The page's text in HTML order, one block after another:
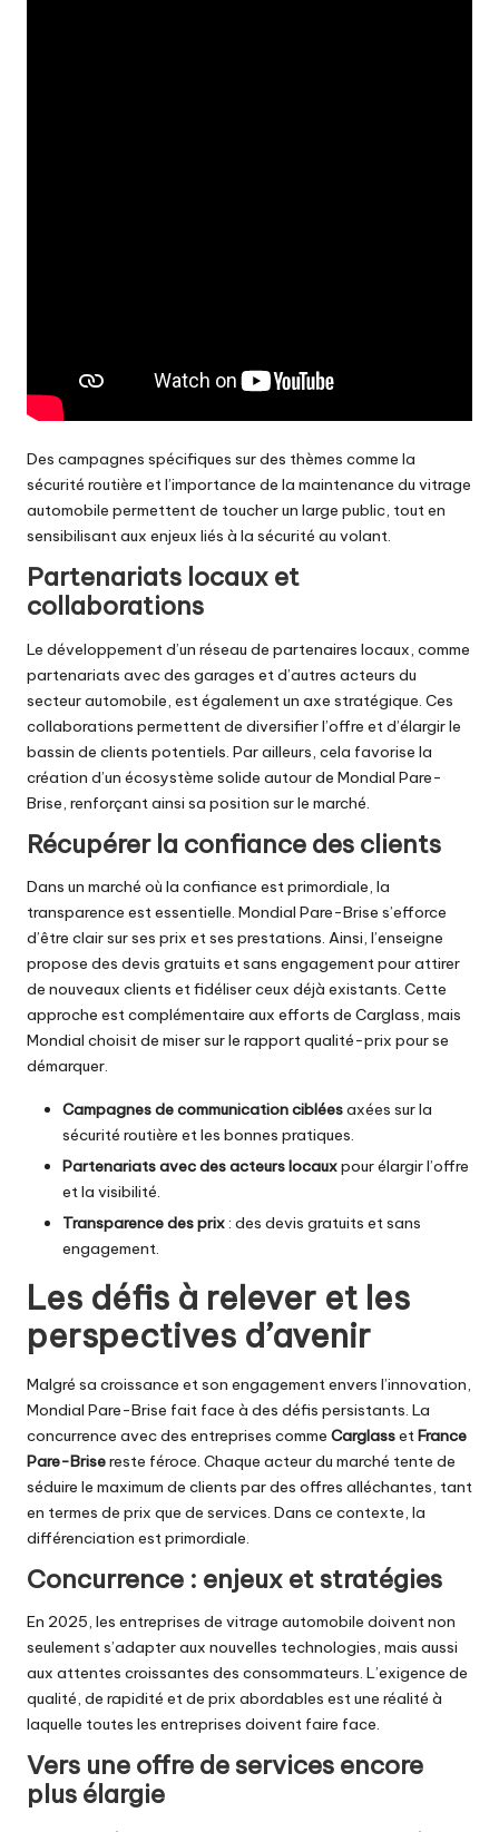
Des campagnes spécifiques sur des thèmes comme la
sécurité routière et l’importance de la maintenance du vitrage
automobile permettent de toucher un large public, tout en
sensibilisant aux enjeux liés à la sécurité au volant.
Partenariats locaux et
collaborations
Le développement d’un réseau de partenaires locaux, comme
partenariats avec des garages et d’autres acteurs du
secteur automobile, est également un axe stratégique. Ces
collaborations permettent de diversifier l’offre et d’élargir le
bassin de clients potentiels. Par ailleurs, cela favorise la
création d’un écosystème solide autour de Mondial Pare-
Brise, renforçant ainsi sa position sur le marché.
Récupérer la confiance des clients
Dans un marché où la confiance est primordiale, la
transparence est essentielle. Mondial Pare-Brise s’efforce
d’être clair sur ses prix et ses prestations. Ainsi, l’enseigne
propose des devis gratuits et sans engagement pour attirer
de nouveaux clients et fidéliser ceux déjà existants. Cette
approche est complémentaire aux efforts de Carglass, mais
Mondial choisit de miser sur le rapport qualité-prix pour se
démarquer.
Campagnes de communication cibléesaxées sur la
sécurité routière et les bonnes pratiques.
Partenariats avec des acteurs locauxpour élargir l’offre
et la visibilité.
Transparence des prix: des devis gratuits et sans
engagement.
Les défis à relever et les
perspectives d’avenir
Malgré sa croissance et son engagement envers l’innovation,
Mondial Pare-Brise fait face à des défis persistants. La
concurrence avec des entreprises comme CarglassetFrance
Pare-Brisereste féroce. Chaque acteur du marché tente de
séduire le maximum de clients par des offres alléchantes, tant
en termes de prix que de services. Dans ce contexte, la
différenciation est primordiale.
Concurrence : enjeux et stratégies
En 2025, les entreprises de vitrage automobile doivent non
seulement s’adapter aux nouvelles technologies, mais aussi
aux attentes croissantes des consommateurs. L’exigence de
qualité, de rapidité et de prix abordables est une réalité à
laquelle toutes les entreprises doivent faire face.
Vers une offre de services encore
plus élargie